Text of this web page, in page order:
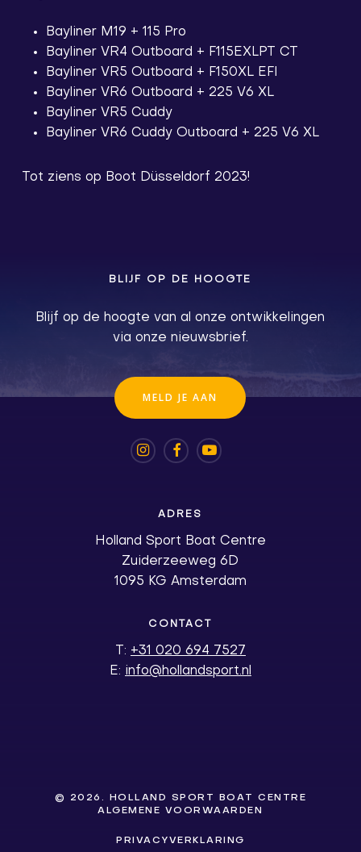
Bayliner M19 + 115 Pro
Bayliner VR4 Outboard + F115EXLPT CT
Bayliner VR5 Outboard + F150XL EFI
Bayliner VR6 Outboard + 225 V6 XL
Bayliner VR5 Cuddy
Bayliner VR6 Cuddy Outboard + 225 V6 XL
Tot ziens op Boot Düsseldorf 2023!
BLIJF OP DE HOOGTE
Blijf op de hoogte van al onze ontwikkelingen
via onze nieuwsbrief.
MELD JE AAN
ADRES
Holland Sport Boat Centre
Zuiderzeeweg 6D
1095 KG Amsterdam
CONTACT
T: +31 020 694 7527
E: info@hollandsport.nl
© 2026 . HOLLAND SPORT BOAT CENTRE
ALGEMENE VOORWAARDEN
PRIVACYVERKLARING